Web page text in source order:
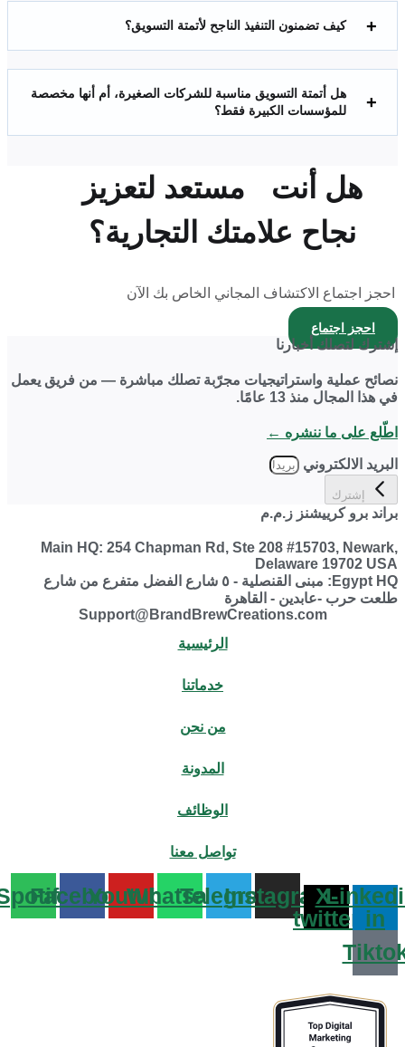
كيف تضمنون التنفيذ الناجح لأتمتة التسويق؟
هل أتمتة التسويق مناسبة للشركات الصغيرة، أم أنها مخصصة
للمؤسسات الكبيرة فقط؟
هل أنت
مستعد لتعزيز
نجاح علامتك التجارية؟
احجز اجتماع الاكتشاف المجاني الخاص بك الآن
احجز اجتماع
إشترك لتصلك أخبارنا​
نصائح عملية واستراتيجيات مجرّبة تصلك مباشرة — من فريق يعمل
في هذا المجال منذ 13 عامًا.
اطّلع على ما ننشره ←
البريد الالكتروني
إشترك​
Company website
براند برو كرييشنز ز.م.م
Main HQ: 254 Chapman Rd, Ste 208 #15703, Newark,
Delaware 19702 USA
Egypt HQ: مبنى القنصلية - ٥ شارع الفضل متفرع من شارع
طلعت حرب -عابدين - القاهرة
Support@BrandBrewCreations.com
الرئيسية
خدماتنا
من نحن
المدونة
الوظائف
تواصل معنا
in
X-
twitter
Instagram
Telegram
Whatsapp
Youtube
Facebook
Spotify